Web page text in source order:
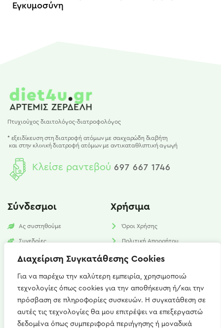
Διαχείριση Συγκατάθεσης Cookies
Για να παρέχω την καλύτερη εμπειρία, χρησιμοποιώ
τεχνολογίες όπως cookies για την αποθήκευση ή/και την
πρόσβαση σε πληροφορίες συσκευών. Η συγκατάθεση σε
αυτές τις τεχνολογίες θα μου επιτρέψει να επεξεργαστώ
δεδομένα όπως συμπεριφορά περιήγησης ή μοναδικά
Εγκυμοσύνη
Πτυχιούχος διαιτολόγος-διατροφολόγος
* εξειδίκευση στη διατροφή ατόμων με σακχαρώδη διαβήτη
και στην κλινική διατροφή ατόμων με αντικαταθλιπτική αγωγή
Κλείσε ραντεβού 697 667 1746
Σύνδεσμοι
Ας συστηθούμε
Συνεδρίες
Υπηρεσίες
Χρήσιμα
Όροι Χρήσης
Πολιτική Απορρήτου
Πολιτική Cookies​
Επικοινωνία